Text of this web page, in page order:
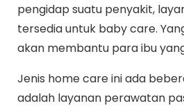
pengidap suatu penyakit,
tersedia untuk baby care.
akan membantu para ibu
Jenis home care ini ada
adalah layanan perawatan